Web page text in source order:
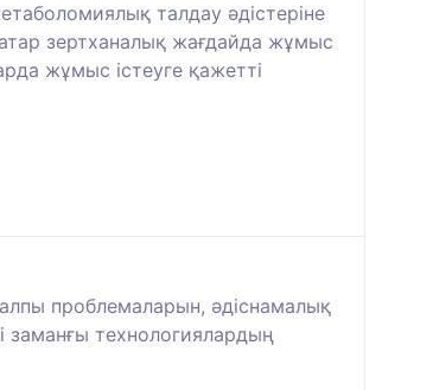
талдау әдістеріне
зертханалық жағдайда жұмыс
жұмыс істеуге қажетті
проблемаларын, әдіснамалық
заманғы технологиялардың